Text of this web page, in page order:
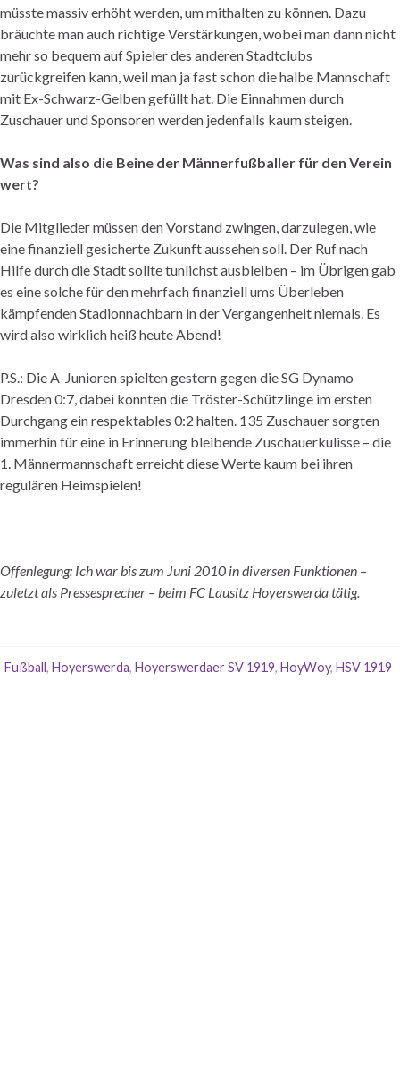
müsste massiv erhöht werden, um mithalten zu können. Dazu
bräuchte man auch richtige Verstärkungen, wobei man dann nicht
mehr so bequem auf Spieler des anderen Stadtclubs
zurückgreifen kann, weil man ja fast schon die halbe Mannschaft
mit Ex-Schwarz-Gelben gefüllt hat. Die Einnahmen durch
Zuschauer und Sponsoren werden jedenfalls kaum steigen.
Was sind also die Beine der Männerfußballer für den Verein
wert?
Die Mitglieder müssen den Vorstand zwingen, darzulegen, wie
eine finanziell gesicherte Zukunft aussehen soll. Der Ruf nach
Hilfe durch die Stadt sollte tunlichst ausbleiben – im Übrigen gab
es eine solche für den mehrfach finanziell ums Überleben
kämpfenden Stadionnachbarn in der Vergangenheit niemals. Es
wird also wirklich heiß heute Abend!
P.S.: Die A-Junioren spielten gestern gegen die SG Dynamo
Dresden 0:7, dabei konnten die Tröster-Schützlinge im ersten
Durchgang ein respektables 0:2 halten. 135 Zuschauer sorgten
immerhin für eine in Erinnerung bleibende Zuschauerkulisse – die
1. Männermannschaft erreicht diese Werte kaum bei ihren
regulären Heimspielen!
Offenlegung: Ich war bis zum Juni 2010 in diversen Funktionen –
zuletzt als Pressesprecher – beim FC Lausitz Hoyerswerda tätig.
Fußball, Hoyerswerda, Hoyerswerdaer SV 1919, HoyWoy, HSV 1919